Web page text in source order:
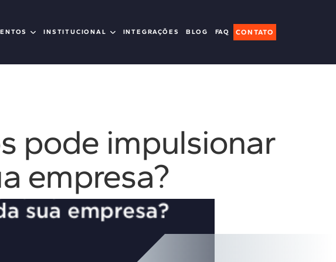
INSTITUCIONAL INTEGRAÇÕES BLOG FAQ CONTATO
pode impulsionar
empresa?